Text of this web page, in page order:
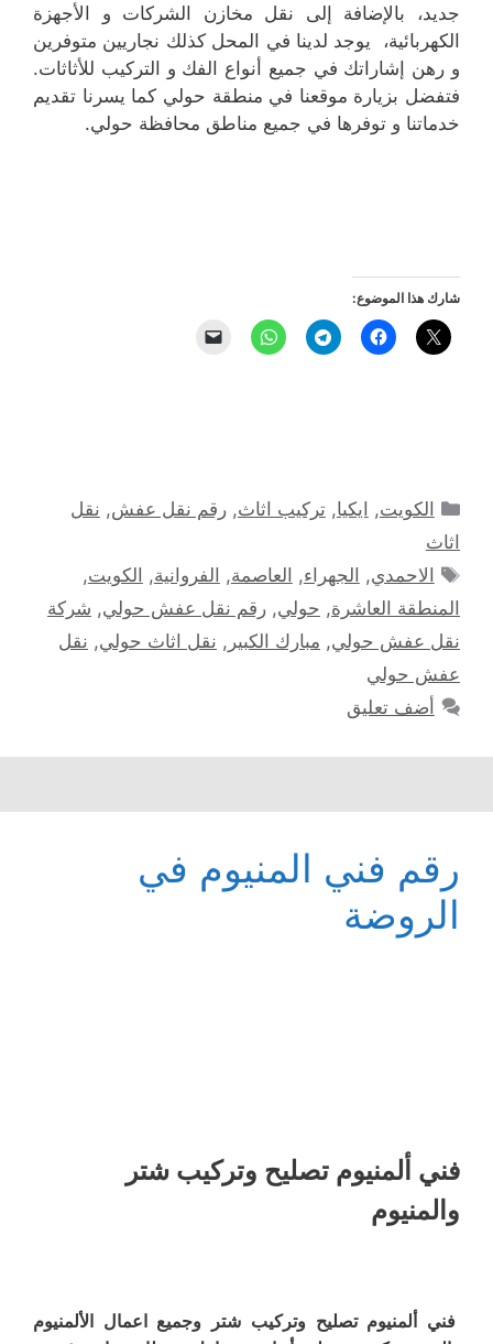
جديد، بالإضافة إلى نقل مخازن الشركات و الأجهزة
الكهربائية، يوجد لدينا في المحل كذلك نجاريين متوفرين
و رهن إشاراتك في جميع أنواع الفك و التركيب للأثاثات.
فتفضل بزيارة موقعنا في منطقة حولي كما يسرنا تقديم
خدماتنا و توفرها في جميع مناطق محافظة حولي.
شارك هذا الموضوع:
التصنيفات
الكويت, ايكيا,تركيب اثاث,رقم نقل عفش, نقل
اثاث
الوسوم
الاحمدي, الجهراء, العاصمة, الفروانية, الكويت,
المنطقة العاشرة, حولي, رقم نقل عفش حولي, شركة
نقل عفش حولي, مبارك الكبير , نقل اثاث حولي, نقل
عفش حولي
أضف تعليق
رقم فني المنيوم في
الروضة
فني ألمنيوم تصليح وتركيب شتر
والمنيوم
فني ألمنيوم تصليح وتركيب شتر وجميع اعمال الألمنيوم